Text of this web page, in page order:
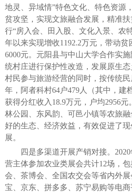
地灵、异域情”特色文化、特色资源
贫攻坚，实现文旅融合发展，精准
行“房入会、田入股、文化入景、农
年以来实现增收1192.2万元，带动贫
6000元。元阳县与中山大学合作实
统村庄进行保护性改造，发展原生态
村民参与旅游经营的同时，按传统
年，阿者科村64户479人（其中，建
获得分红收入18.9万元，户均2956
林公园、东风韵、可邑小镇等农旅
好的生态、经济效益，有效促进了
展。
四是多渠道开展产销对接。2020
营主体参加农业类展会共计12场，
会、茶博会、全国农交会等省内外
宝、京东、拼多多、苏宁易购等电